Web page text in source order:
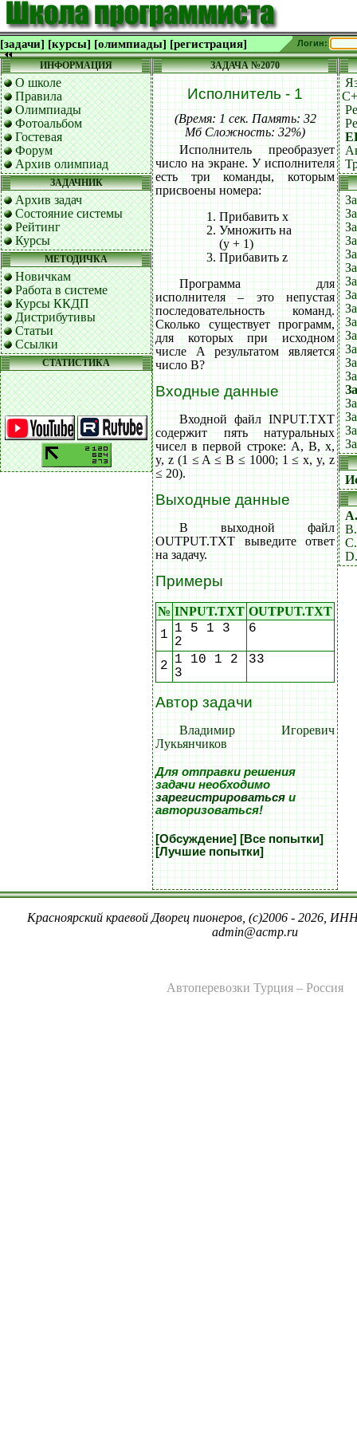
[задачи] [курсы] [олимпиады] [регистрация] Логин:
ИНФОРМАЦИЯ
О школе
Правила
Олимпиады
Фотоальбом
Гостевая
Форум
Архив олимпиад
ЗАДАЧНИК
Архив задач
Состояние системы
Рейтинг
Курсы
МЕТОДИЧКА
Новичкам
Работа в системе
Курсы ККДП
Дистрибутивы
Статьи
Ссылки
СТАТИСТИКА
ЗАДАЧА №2070
Исполнитель - 1
(Время: 1 сек. Память: 32
Мб Сложность: 32%)
Исполнитель преобразует
число на экране. У исполнителя
есть три команды, которым
присвоены номера:
Прибавить x
Умножить на
(y + 1)
Прибавить z
Программа для
исполнителя – это непустая
последовательность команд.
Сколько существует программ,
для которых при исходном
числе A результатом является
число B?
Входные данные
Входной файл INPUT.TXT
содержит пять натуральных
чисел в первой строке: A, B, x,
y, z (1 ≤ A ≤ B ≤ 1000; 1 ≤ x, y, z
≤ 20).
Выходные данные
В выходной файл
OUTPUT.TXT выведите ответ
на задачу.
Примеры
№ INPUT.TXT OUTPUT.TXT
1 1 5 1 3
2
6
2 1 10 1 2
3
33
Автор задачи
Владимир Игоревич
Лукьянчиков
Для отправки решения
задачи необходимо
зарегистрироватьсяи
авторизоваться!
[Обсуждение] [Все попытки]
[Лучшие попытки]
Красноярский краевой Дворец пионеров, (c)2006 - 2026,
admin@acmp.ru
Автоперевозки Турция – Россия